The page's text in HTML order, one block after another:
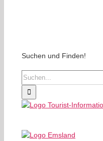
Suchen und Finden!
Suche
nach: